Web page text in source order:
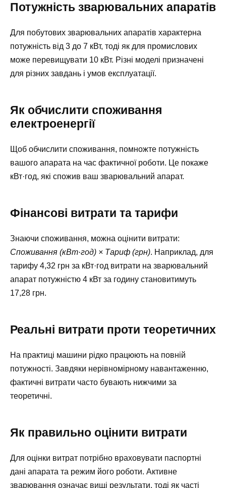
Потужність зварювальних апаратів
Для побутових зварювальних апаратів характерна
потужність від 3 до 7 кВт, тоді як для промислових
може перевищувати 10 кВт. Різні моделі призначені
для різних завдань і умов експлуатації.
Як обчислити споживання
електроенергії
Щоб обчислити споживання, помножте потужність
вашого апарата на час фактичної роботи. Це покаже
кВт·год, які спожив ваш зварювальний апарат.
Фінансові витрати та тарифи
Знаючи споживання, можна оцінити витрати:
Споживання (кВт·год) × Тариф (грн). Наприклад, для
тарифу 4,32 грн за кВт·год витрати на зварювальний
апарат потужністю 4 кВт за годину становитимуть
17,28 грн.
Реальні витрати проти теоретичних
На практиці машини рідко працюють на повній
потужності. Завдяки нерівномірному навантаженню,
фактичні витрати часто бувають нижчими за
теоретичні.
Як правильно оцінити витрати
Для оцінки витрат потрібно враховувати паспортні
дані апарата та режим його роботи. Активне
зварювання означає вищі результати, тоді як часті